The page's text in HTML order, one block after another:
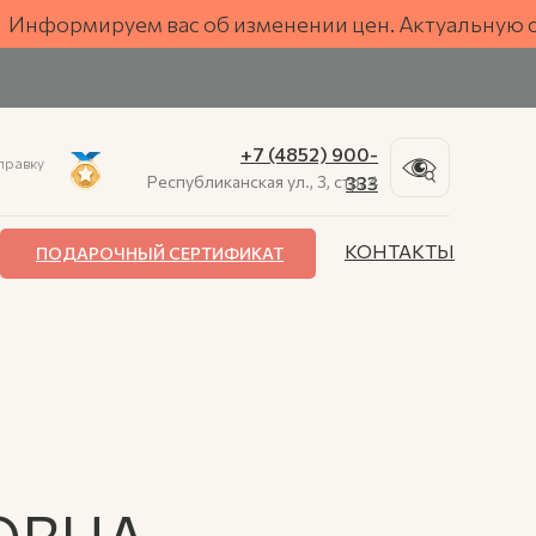
вас об изменении цен. Актуальную
+7 (4852) 900-
333
Республиканская ул., 3, стр. 4
КОНТАКТЫ
ПОДАРОЧНЫЙ СЕРТИФИКАТ